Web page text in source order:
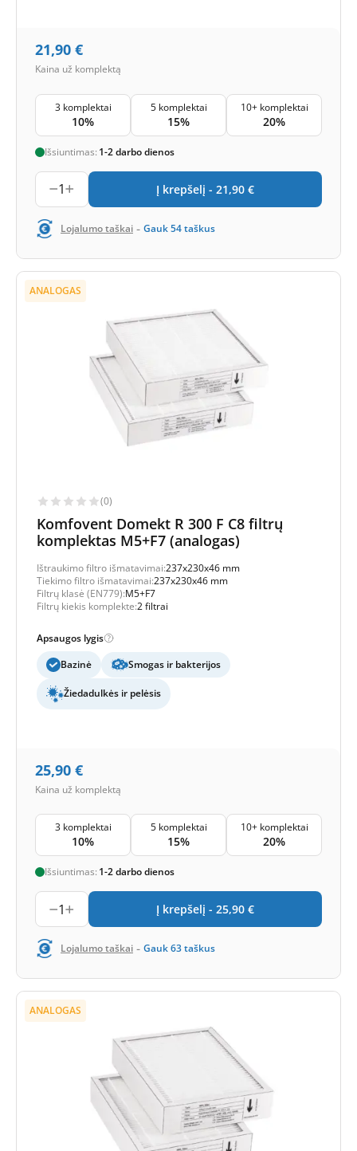
21,90 €
Kaina už komplektą
3 komplektai
10%
5 komplektai
15%
10+ komplektai
20%
Išsiuntimas: 1-2 darbo dienos
1 Į krepšelį - 21,90 €
Lojalumo taškai - Gauk54taškus
ANALOGAS
(0)
Komfovent Domekt R 300 F C8 filtrų
komplektas M5+F7 (analogas)
Ištraukimo filtro išmatavimai:237x230x46 mm
Tiekimo filtro išmatavimai:237x230x46 mm
Filtrų klasė (EN779):M5+F7
Filtrų kiekis komplekte:2 filtrai
Apsaugos lygis
Bazinė
Smogas ir bakterijos
Žiedadulkės ir pelėsis
25,90 €
Kaina už komplektą
3 komplektai
10%
5 komplektai
15%
10+ komplektai
20%
Išsiuntimas: 1-2 darbo dienos
1 Į krepšelį - 25,90 €
Lojalumo taškai - Gauk63taškus
ANALOGAS